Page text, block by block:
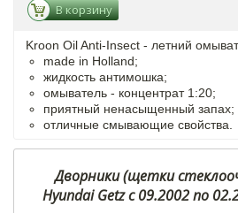
В корзину
Kroon Oil Anti-Insect - летний
made in Holland;
жидкость антимошка;
омыватель - концентрат 1:20;
приятный ненасыщенный запах;
отличные смывающие свойства.
Дворники (щетки
Hyundai Getz c 09.2002 по